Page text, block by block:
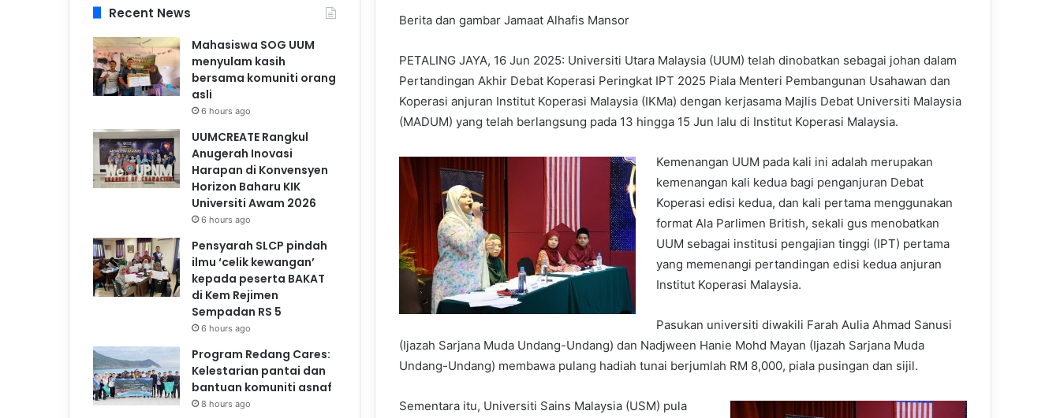
Berita dan gambar Jamaat Alhafis Mansor
PETALING JAYA, 16 Jun 2025: Universiti Utara Malaysia (UUM) telah dinobatkan sebagai johan dalam
Pertandingan Akhir Debat Koperasi Peringkat IPT 2025 Piala Menteri Pembangunan Usahawan dan
Koperasi anjuran Institut Koperasi Malaysia (IKMa) dengan kerjasama Majlis Debat Universiti Malaysia
(MADUM) yang telah berlangsung pada 13 hingga 15 Jun lalu di Institut Koperasi Malaysia.
Kemenangan UUM pada kali ini adalah merupakan
kemenangan kali kedua bagi penganjuran Debat
Koperasi edisi kedua, dan kali pertama menggunakan
format Ala Parlimen British, sekali gus menobatkan
UUM sebagai institusi pengajian tinggi (IPT) pertama
yang memenangi pertandingan edisi kedua anjuran
Institut Koperasi Malaysia.
Pasukan universiti diwakili Farah Aulia Ahmad Sanusi
(Ijazah Sarjana Muda Undang-Undang) dan Nadjween Hanie Mohd Mayan (Ijazah Sarjana Muda
Undang-Undang) membawa pulang hadiah tunai berjumlah RM 8,000, piala pusingan dan sijil.
Sementara itu, Universiti Sains Malaysia (USM) pula
Recent News
Mahasiswa SOG UUM
menyulam kasih
bersama komuniti orang
asli
6 hours ago
UUMCREATE Rangkul
Anugerah Inovasi
Harapan di Konvensyen
Horizon Baharu KIK
Universiti Awam 2026
6 hours ago
Pensyarah SLCP pindah
ilmu ‘celik kewangan’
kepada peserta BAKAT
di Kem Rejimen
Sempadan RS 5
6 hours ago
Program Redang Cares:
Kelestarian pantai dan
bantuan komuniti asnaf
8 hours ago